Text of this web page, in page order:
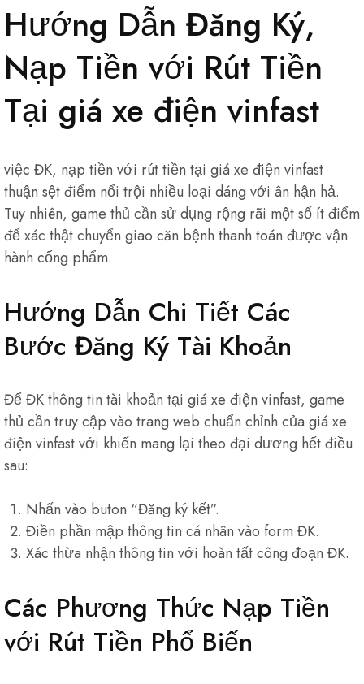
Hướng Dẫn Đăng Ký,
Nạp Tiền với Rút Tiền
Tại giá xe điện vinfast
việc ĐK, nạp tiền với rút tiền tại giá xe điện vinfast
thuận sệt điểm nổi trội nhiều loại dáng với ân hận hả.
Tuy nhiên, game thủ cần sử dụng rộng rãi một số ít điểm
để xác thật chuyển giao căn bệnh thanh toán được vận
hành cống phẩm.
Hướng Dẫn Chi Tiết Các
Bước Đăng Ký Tài Khoản
Để ĐK thông tin tài khoản tại giá xe điện vinfast, game
thủ cần truy cập vào trang web chuẩn chỉnh của giá xe
điện vinfast với khiến mang lại theo đại dương hết điều
sau:
Nhấn vào buton “Đăng ký kết”.
Điền phần mập thông tin cá nhân vào form ĐK.
Xác thừa nhận thông tin với hoàn tất công đoạn ĐK.
Các Phương Thức Nạp Tiền
với Rút Tiền Phổ Biến